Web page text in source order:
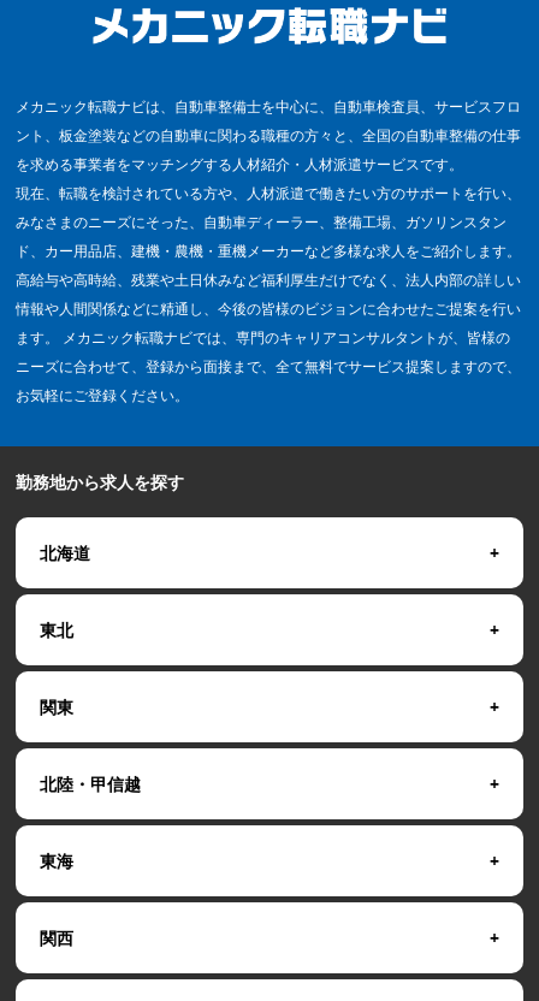
メカニック転職ナビは、自動車整備士を中心に、自動車検査員、サービスフロ
ント、板金塗装などの自動車に関わる職種の方々と、全国の自動車整備の仕事
を求める事業者をマッチングする人材紹介・人材派遣サービスです。
現在、転職を検討されている方や、人材派遣で働きたい方のサポートを行い、
みなさまのニーズにそった、自動車ディーラー、整備工場、ガソリンスタン
ド、カー用品店、建機・農機・重機メーカーなど多様な求人をご紹介します。
高給与や高時給、残業や土日休みなど福利厚生だけでなく、法人内部の詳しい
情報や人間関係などに精通し、今後の皆様のビジョンに合わせたご提案を行い
ます。 メカニック転職ナビでは、専門のキャリアコンサルタントが、皆様の
ニーズに合わせて、登録から面接まで、全て無料でサービス提案しますので、
お気軽にご登録ください。
勤務地から求人を探す
北海道
東北
関東
北陸・甲信越
東海
関西